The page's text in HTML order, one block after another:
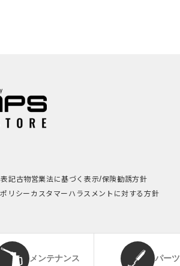
記古物営業法に基づく表示/保険勧誘方針
リシーカスタマーハラスメントに対する方針
メンテナンス パーツ